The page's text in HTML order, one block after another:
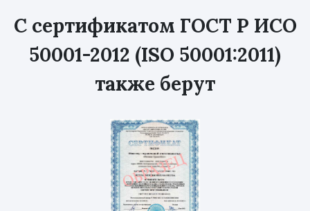
С сертификатом ГОСТ Р ИСО
50001-2012 (ISO 50001:2011)
также берут